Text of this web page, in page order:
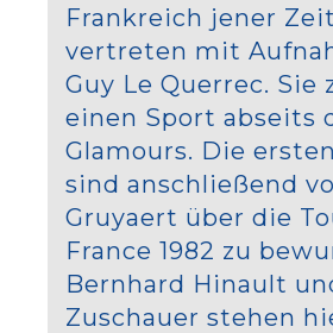
Frankreich jener
vertreten mit
Guy Le Querrec. Sie
einen Sport abseits
Glamours. Die
sind anschließend
Gruyaert über die
France 1982 zu
Bernhard Hinault
Zuschauer stehen